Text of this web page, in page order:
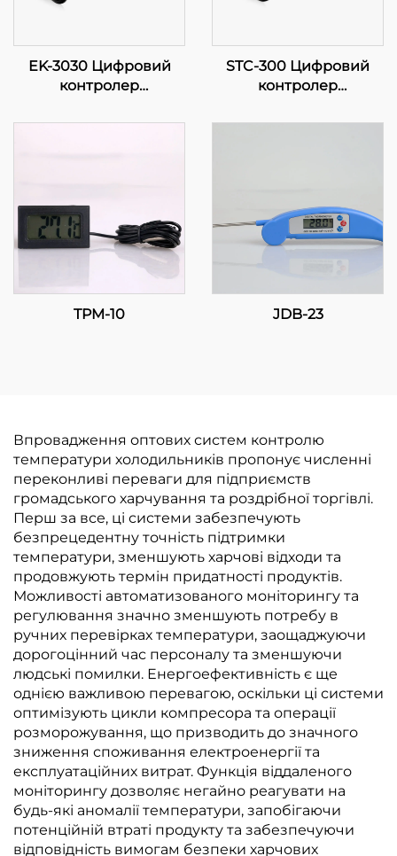
EK-3030 Цифровий
контролер
Прогресивне
комерційних
застосунків
STC-300 Цифровий
контролер
та функціональність
TPM-10 JDB-23
Впровадження оптових систем контролю
температури холодильників пропонує численні
переконливі переваги для підприємств
громадського харчування та роздрібної торгівлі.
Перш за все, ці системи забезпечують
безпрецедентну точність підтримки
температури, зменшують харчові відходи та
продовжують термін придатності продуктів.
Можливості автоматизованого моніторингу та
регулювання значно зменшують потребу в
ручних перевірках температури, заощаджуючи
дорогоцінний час персоналу та зменшуючи
людські помилки. Енергоефективність є ще
однією важливою перевагою, оскільки ці системи
оптимізують цикли компресора та операції
розморожування, що призводить до значного
зниження споживання електроенергії та
експлуатаційних витрат. Функція віддаленого
моніторингу дозволяє негайно реагувати на
будь-які аномалії температури, запобігаючи
потенційній втраті продукту та забезпечуючи
відповідність вимогам безпеки харчових